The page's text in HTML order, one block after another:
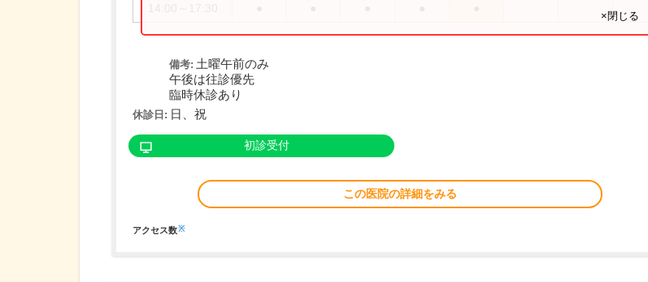
×閉じる
備考: 土曜午前のみ
午後は往診優先
臨時休診あり
休診日: 日、祝
初診受付
この医院の詳細をみる
アクセス数※